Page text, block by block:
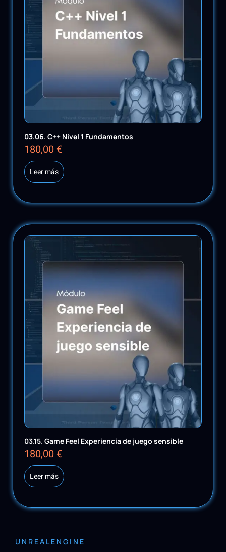
03.06. C++ Nivel 1 Fundamentos
180,00 €
Leer más
03.15. Game Feel Experiencia de juego sensible
180,00 €
Leer más
UNREALENGINE